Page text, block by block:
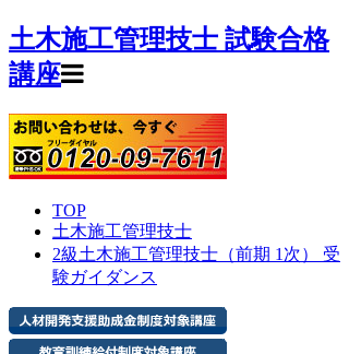
土木施工管理技士 試験合格
講座
TOP
土木施工管理技士
2級土木施工管理技士（前期 1次） 受
験ガイダンス